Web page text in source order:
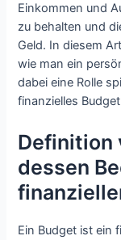
Einkommen und
zu behalten und
Geld. In diesem
wie man ein
dabei eine Rolle
finanzielles
Definition
dessen
Ein Budget ist ein